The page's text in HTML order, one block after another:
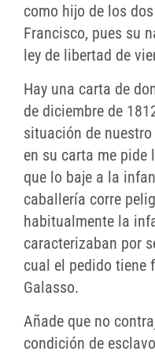
como hijo de los
Francisco, pues su
ley de libertad de
Hay una carta de
de diciembre de
situación de
en su carta me pide
que lo baje a la
caballería corre
habitualmente la
caracterizaban por
cual el pedido tiene
Galasso.
Añade que no
condición de